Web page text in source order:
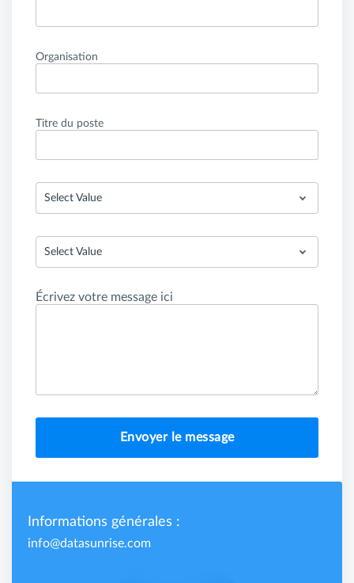
Organisation
Titre du poste
Select Value
Select Value
Écrivez votre message ici
Envoyer le message
Informations générales :
info@datasunrise.com